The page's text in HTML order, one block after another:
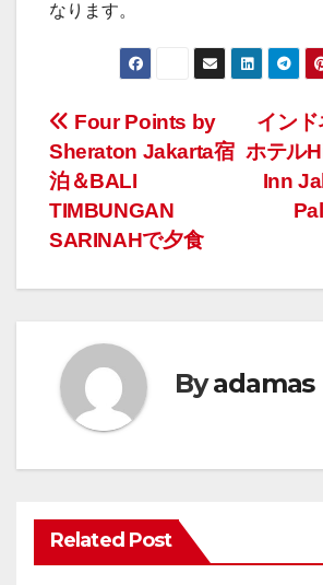
なります。
投
稿
ナ
ー
シ
イン
ホテル
Inn
Four Points by
Sheraton Jakarta宿
泊＆BALI
TIMBUNGAN
SARINAHで夕食
Byadamas
Related Post